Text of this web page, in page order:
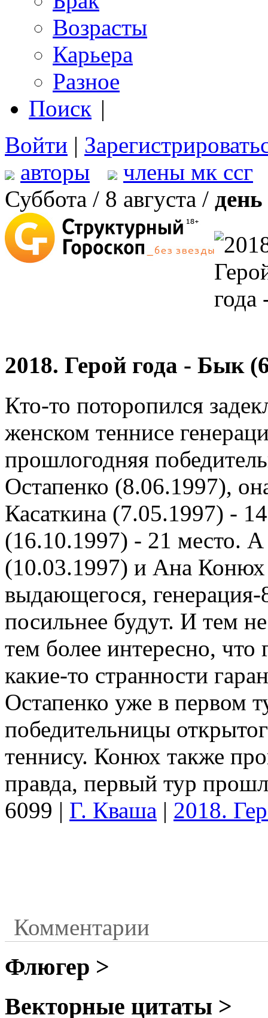
Возрасты
Карьера
Разное
Поиск |
Войти |
авторы
члены мк ссг
Суббота / 8 августа /
2018. Герой года - Бык
Кто-то поторопился
женском теннисе
прошлогодняя
Остапенко (8.06.1997),
Касаткина (7.05.1997) -
(16.10.1997) - 21 место.
(10.03.1997) и Ана Конюх
выдающегося, генерация-
посильнее будут. И тем
тем более интересно,
какие-то странности
Остапенко уже в первом
победительницы
теннису. Конюх также
правда, первый тур
6099 | Г. Кваша | 2018.
Комментарии
Флюгер >
Векторные цитаты >